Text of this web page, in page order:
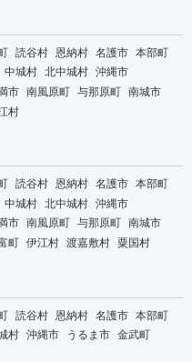
読谷村 恩納村 名護市 本部町
中城村 北中城村 沖縄市
市 南風原町 与那原町 南城市
村
読谷村 恩納村 名護市 本部町
中城村 北中城村 沖縄市
市 南風原町 与那原町 南城市
町 伊江村 渡嘉敷村 粟国村
読谷村 恩納村 名護市 本部町
村 沖縄市 うるま市 金武町